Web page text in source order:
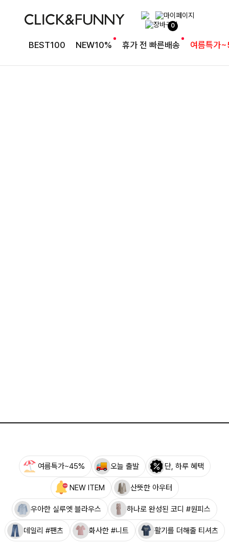
0
BEST100 NEW10% 휴가 전 빠른배송 여름특가
완성도 높은 원피스SET
특스트라이프 링클원피스+스트링자켓SET
여름특가~45% 오늘 출발 단, 하루 혜택
NEW ITEM 산뜻한 아우터
우아한 실루엣 블라우스 하나로 완성된 코디 #원피스
데일리 #팬츠 화사한 #니트 활기를 더해줄 티셔츠